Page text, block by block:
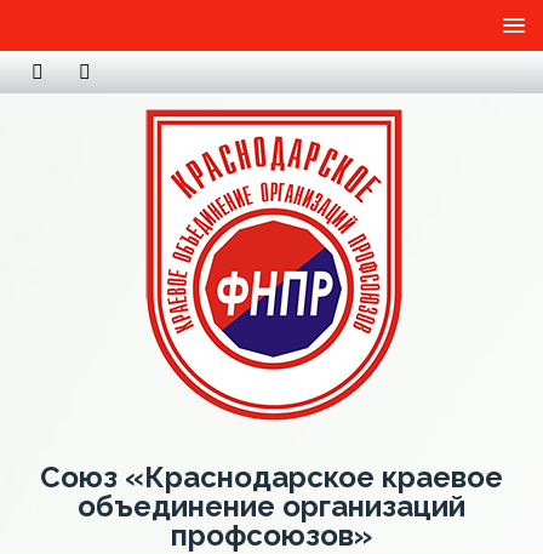
Союз «Краснодарское краевое
объединение организаций
профсоюзов»